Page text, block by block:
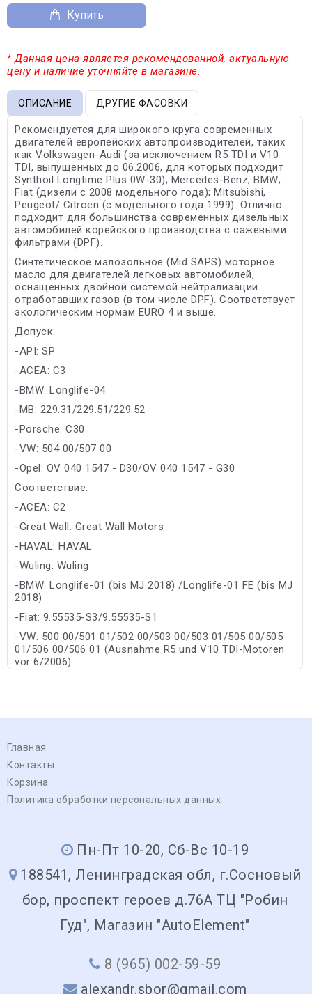
Купить
* Данная цена является рекомендованной, актуальную
цену и наличие уточняйте в магазине.
ОПИСАНИЕ ДРУГИЕ ФАСОВКИ
Рекомендуется для широкого круга современных
двигателей европейских автопроизводителей, таких
как Volkswagen-Audi (за исключением R5 TDI и V10
TDI, выпущенных до 06.2006, для которых подходит
Synthoil Longtime Plus 0W-30); Mercedes-Benz; BMW;
Fiat (дизели с 2008 модельного года); Mitsubishi,
Peugeot/ Citroen (с модельного года 1999). Отлично
подходит для большинства современных дизельных
автомобилей корейского производства с сажевыми
фильтрами (DPF).
Синтетическое малозольное (Mid SAPS) моторное
масло для двигателей легковых автомобилей,
оснащенных двойной системой нейтрализации
отработавших газов (в том числе DPF). Cоответствует
экологическим нормам EURO 4 и выше.
Допуск:
-API: SP
-ACEA: C3
-BMW: Longlife-04
-MB: 229.31/229.51/229.52
-Porsche: C30
-VW: 504 00/507 00
-Opel: OV 040 1547 - D30/OV 040 1547 - G30
Соответствие:
-ACEA: C2
-Great Wall: Great Wall Motors
-HAVAL: HAVAL
-Wuling: Wuling
-BMW: Longlife-01 (bis MJ 2018) /Longlife-01 FE (bis MJ
2018)
-Fiat: 9.55535-S3/9.55535-S1
-VW: 500 00/501 01/502 00/503 00/503 01/505 00/505
01/506 00/506 01 (Ausnahme R5 und V10 TDI-Motoren
vor 6/2006)
Главная
Контакты
Корзина
Политика обработки персональных данных
Пн-Пт 10-20, Сб-Вс 10-19
188541, Ленинградская обл, г.Сосновый
бор, проспект героев д.76А ТЦ "Робин
Гуд", Магазин "AutoElement"
8 (965) 002-59-59
alexandr.sbor@gmail.com